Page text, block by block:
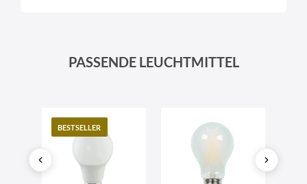
PASSENDE LEUCHTMITTEL
BESTSELLER